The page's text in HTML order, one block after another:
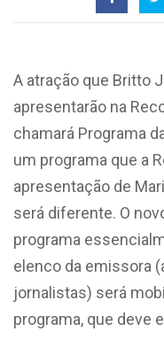
A atração que Britto
apresentarão na
chamará Programa
um programa que a
apresentação de
será diferente. O
programa
elenco da emissora
jornalistas) será
programa, que deve